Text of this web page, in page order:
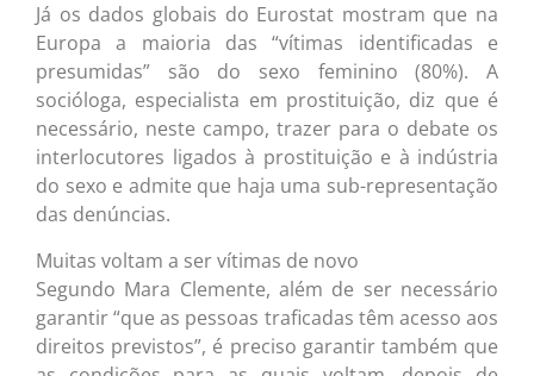
Já os dados globais do Eurostat mostram que na
Europa a maioria das “vítimas identificadas e
presumidas” são do sexo feminino (80%). A
socióloga, especialista em prostituição, diz que é
necessário, neste campo, trazer para o debate os
interlocutores ligados à prostituição e à indústria
do sexo e admite que haja uma sub-representação
das denúncias.
Muitas voltam a ser vítimas de novo
Segundo Mara Clemente, além de ser necessário
garantir “que as pessoas traficadas têm acesso aos
direitos previstos”, é preciso garantir também que